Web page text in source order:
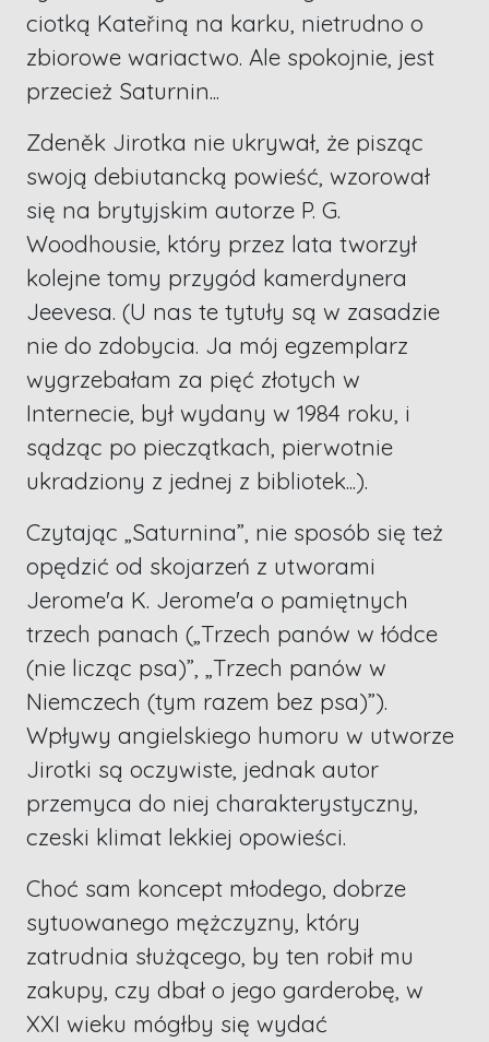
ciotką Kateřiną na karku, nietrudno o
zbiorowe wariactwo. Ale spokojnie, jest
przecież Saturnin...
Zdeněk Jirotka nie ukrywał, że pisząc
swoją debiutancką powieść, wzorował
się na brytyjskim autorze P. G.
Woodhousie, który przez lata tworzył
kolejne tomy przygód kamerdynera
Jeevesa. (U nas te tytuły są w zasadzie
nie do zdobycia. Ja mój egzemplarz
wygrzebałam za pięć złotych w
Internecie, był wydany w 1984 roku, i
sądząc po pieczątkach, pierwotnie
ukradziony z jednej z bibliotek...).
Czytając „Saturnina”, nie sposób się też
opędzić od skojarzeń z utworami
Jerome'a K. Jerome'a o pamiętnych
trzech panach („Trzech panów w łódce
(nie licząc psa)”, „Trzech panów w
Niemczech (tym razem bez psa)”).
Wpływy angielskiego humoru w utworze
Jirotki są oczywiste, jednak autor
przemyca do niej charakterystyczny,
czeski klimat lekkiej opowieści.
Choć sam koncept młodego, dobrze
sytuowanego mężczyzny, który
zatrudnia służącego, by ten robił mu
zakupy, czy dbał o jego garderobę, w
XXI wieku mógłby się wydać